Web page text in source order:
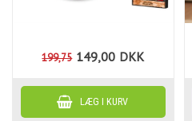
199,75 149,00 DKK